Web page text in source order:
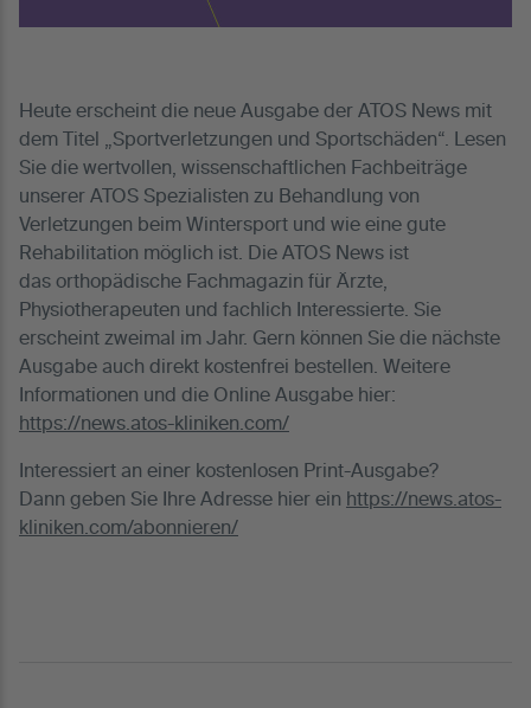
Heute erscheint die neue Ausgabe der ATOS News mit
dem Titel „Sportverletzungen und Sportschäden“. Lesen
Sie die wertvollen, wissenschaftlichen Fachbeiträge
unserer ATOS Spezialisten zu Behandlung von
Verletzungen beim Wintersport und wie eine gute
Rehabilitation möglich ist. Die ATOS News ist
das orthopädische Fachmagazin für Ärzte,
Physiotherapeuten und fachlich Interessierte. Sie
erscheint zweimal im Jahr. Gern können Sie die nächste
Ausgabe auch direkt kostenfrei bestellen. Weitere
Informationen und die Online Ausgabe hier:
https://news.atos-kliniken.com/
Interessiert an einer kostenlosen Print-Ausgabe?
Dann geben Sie Ihre Adresse hier ein https://news.atos-
kliniken.com/abonnieren/